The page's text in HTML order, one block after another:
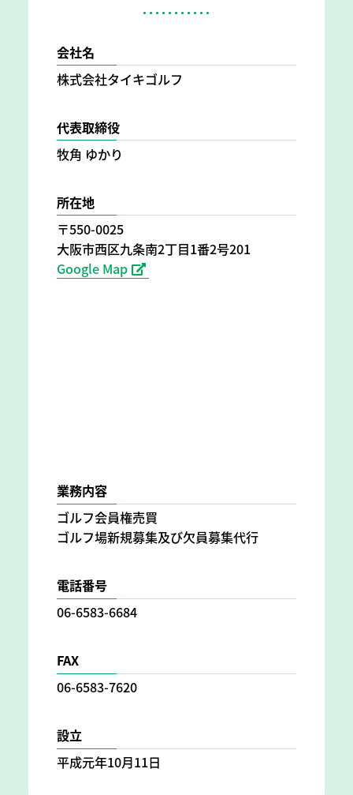
会社名
株式会社タイキゴルフ
代表取締役
牧角 ゆかり
所在地
〒550-0025
大阪市西区九条南2丁目1番2号201
Google Map
業務内容
ゴルフ会員権売買
ゴルフ場新規募集及び欠員募集代行
電話番号
06-6583-6684
FAX
06-6583-7620
設立
平成元年10月11日